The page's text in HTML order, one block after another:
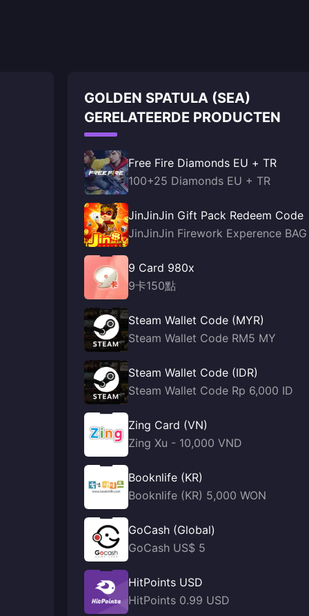
GOLDEN SPATULA (SEA)
GERELATEERDE PRODUCTEN
Free Fire Diamonds EU + TR
100+25 Diamonds EU + TR
JinJinJin Gift Pack Redeem Code
JinJinJin Firework Experence BAG
9 Card 980x
9卡150點
Steam Wallet Code (MYR)
Steam Wallet Code RM5 MY
Steam Wallet Code (IDR)
Steam Wallet Code Rp 6,000 ID
Zing Card (VN)
Zing Xu - 10,000 VND
Booknlife (KR)
Booknlife (KR) 5,000 WON
GoCash (Global)
GoCash US$ 5
HitPoints USD
HitPoints 0.99 USD